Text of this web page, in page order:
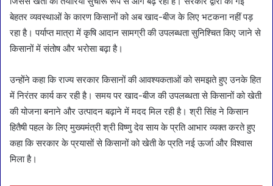
बेहतर व्यवस्थाओं के कारण किसानों को अब खाद-बीज के लिए भटकना नहीं पड़
रहा है। पर्याप्त मात्रा में कृषि आदान सामग्री की उपलब्धता सुनिश्चित किए जाने से
किसानों में संतोष और भरोसा बढ़ा है।
उन्होंने कहा कि राज्य सरकार किसानों की आवश्यकताओं को समझते हुए उनके हित
में निरंतर कार्य कर रही है। समय पर खाद-बीज की उपलब्धता से किसानों को खेती
की योजना बनाने और उत्पादन बढ़ाने में मदद मिल रही है। श्री सिंह ने किसान
हितैषी पहल के लिए मुख्यमंत्री श्री विष्णु देव साय के प्रति आभार व्यक्त करते हुए
कहा कि सरकार के प्रयासों से किसानों को खेती के प्रति नई ऊर्जा और विश्वास
मिला है।